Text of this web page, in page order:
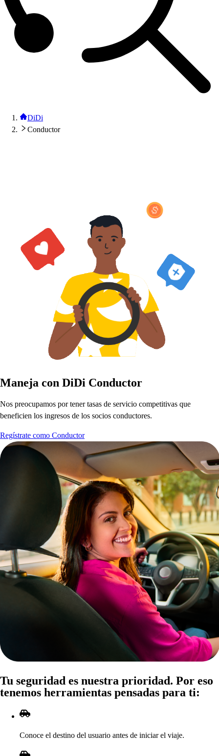
DiDi
Conductor
Maneja con DiDi Conductor
Nos preocupamos portenertasas de servicio competitivas que
beneficien los ingresos de los socios conductores.
Regístrate como Conductor
Tu seguridad es nuestra prioridad. Por eso
tenemos herramientas pensadas para ti:
Conoce el destino del usuario antes de iniciar el viaje.